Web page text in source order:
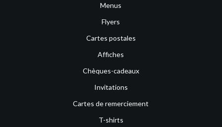
Menus
Flyers
Cartes postales
Affiches
Chèques-cadeaux
Invitations
Cartes de remerciement
T-shirts